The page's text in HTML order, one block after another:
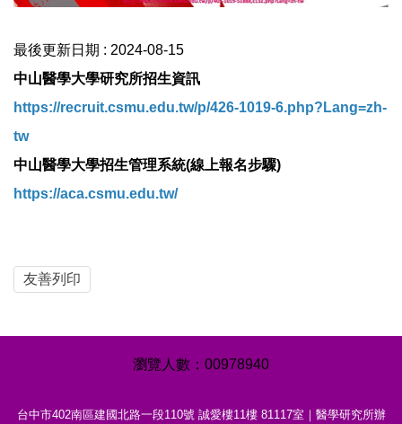
最後更新日期 : 2024-08-15
中山醫學大學研究所招生資訊
https://recruit.csmu.edu.tw/p/426-1019-6.php?Lang=zh-
tw
中山醫學大學招生管理系統(線上報名步驟)
https://aca.csmu.edu.tw/
友善列印
00978940
台中市402南區建國北路一段110號 誠愛樓11樓 81117室｜醫學研究所辦